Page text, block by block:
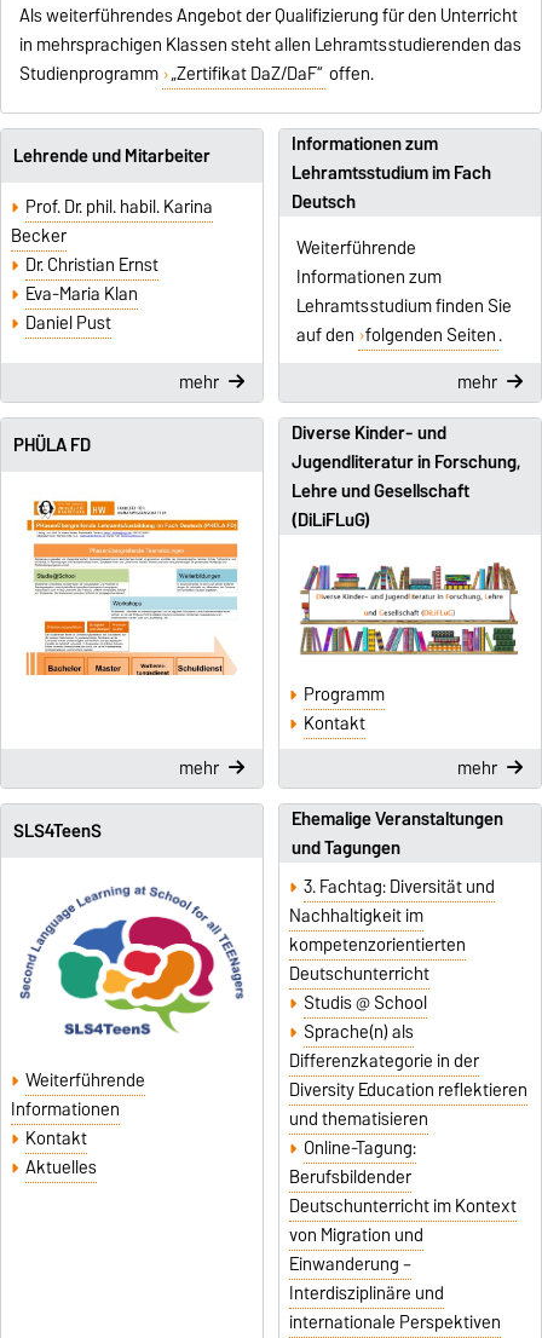
Als weiterführendes Angebot der Qualifizierung für den Unterricht
in mehrsprachigen Klassen steht allen Lehramtsstudierenden das
Studienprogramm „Zertifikat DaZ/DaF“ offen.
Lehrende und Mitarbeiter
Prof. Dr. phil. habil. Karina
Becker
Dr. Christian Ernst
Eva-Maria Klan
Daniel Pust
mehr
Informationen zum
Lehramtsstudium im Fach
Deutsch
Weiterführende
Informationen zum
Lehramtsstudium finden Sie
auf den folgenden Seiten.
mehr
PHÜLA FD
mehr
Diverse Kinder- und
Jugendliteratur in Forschung,
Lehre und Gesellschaft
(DiLiFLuG)
Programm
Kontakt
mehr
SLS4TeenS
Weiterführende
Informationen
Kontakt
Aktuelles
Ehemalige Veranstaltungen
und Tagungen
3. Fachtag: Diversität und
Nachhaltigkeit im
kompetenzorientierten
Deutschunterricht
Studis @ School
Sprache(n) als
Differenzkategorie in der
Diversity Education reflektieren
und thematisieren
Online-Tagung:
Berufsbildender
Deutschunterricht im Kontext
von Migration und
Einwanderung –
Interdisziplinäre und
internationale Perspektiven